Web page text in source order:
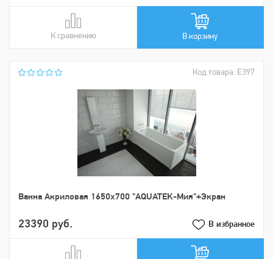
К сравнению
В сравнении В корзину
Код товара: Е397
Ванна Акриловая 1650х700 "AQUATEK-Мия"+Экран
23390 руб. В избранное